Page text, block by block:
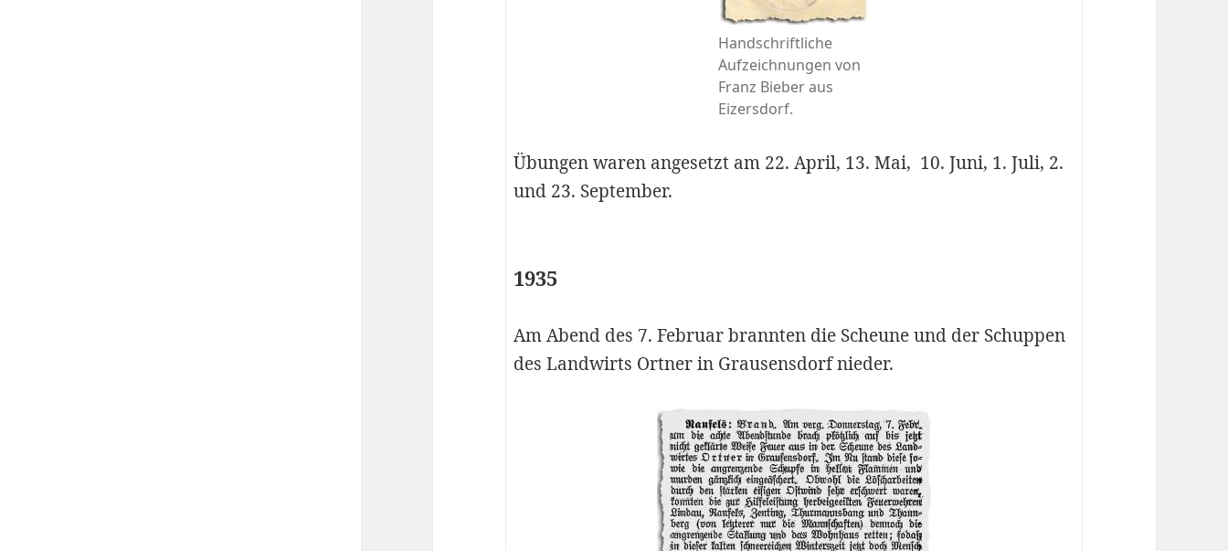
Handschriftliche
Aufzeichnungen von
Franz Bieber aus
Eizersdorf.
Übungen waren angesetzt am 22. April, 13. Mai, 10. Juni, 1. Juli, 2.
und 23. September.
1935
Am Abend des 7. Februar brannten die Scheune und der Schuppen
des Landwirts Ortner in Grausensdorf nieder.